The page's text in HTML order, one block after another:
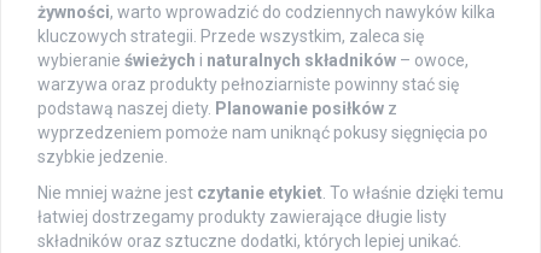
żywności, warto wprowadzić do codziennych nawyków kilka
kluczowych strategii. Przede wszystkim, zaleca się
wybieranie świeżych i naturalnych składników – owoce,
warzywa oraz produkty pełnoziarniste powinny stać się
podstawą naszej diety. Planowanie posiłków z
wyprzedzeniem pomoże nam uniknąć pokusy sięgnięcia po
szybkie jedzenie.
Nie mniej ważne jest czytanie etykiet . To właśnie dzięki temu
łatwiej dostrzegamy produkty zawierające długie listy
składników oraz sztuczne dodatki, których lepiej unikać.